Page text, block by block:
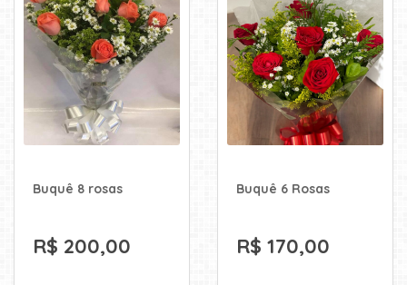
Buquê 8 rosas
R$ 200,00
Buquê 6 Rosas
R$ 170,00